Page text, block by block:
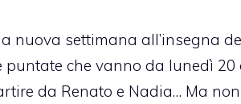
nuova settimana all’insegna
puntate che vanno da lunedì
da Renato e Nadia… Ma